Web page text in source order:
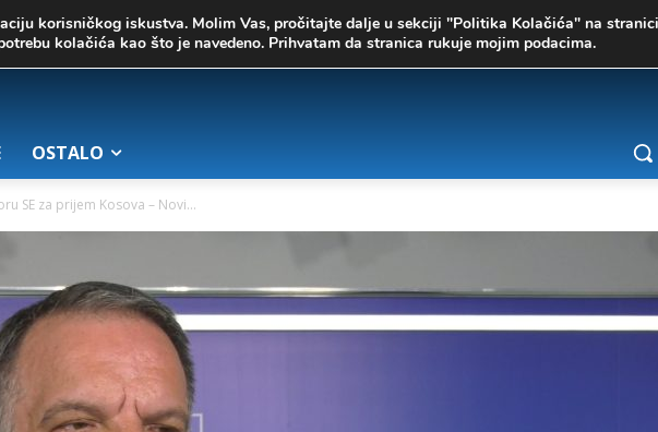
OSTALO
SE za prijem Kosova – Novi...
korisničkog iskustva. Molim Vas, pročitajte dalje u sekciji "Politika Kolačića" na stranici
kolačića kao što je navedeno. Prihvatam da stranica rukuje mojim podacima.